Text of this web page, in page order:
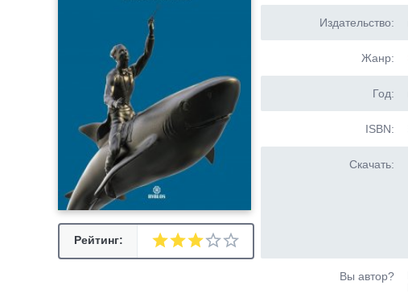
Рейтинг:
Издательство:
Жанр:
Год:
ISBN:
Скачать:
Вы автор?